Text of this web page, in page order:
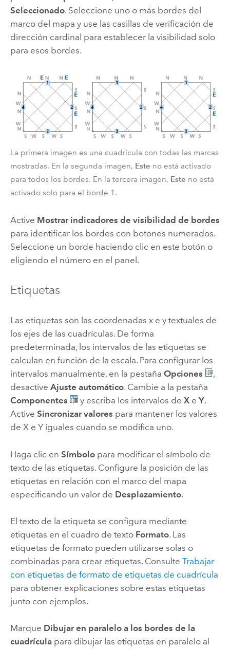
Seleccionado. Seleccione uno o más bordes del
marco del mapa y use las casillas de verificación de
dirección cardinal para establecer la visibilidad solo
para esos bordes.
La primera imagen es una cuadrícula con todas las marcas
mostradas. En la segunda imagen, Este no está activado
para todos los bordes. En la tercera imagen, Este no está
activado solo para el borde 1.
Active Mostrar indicadores de visibilidad de bordes
para identificar los bordes con botones numerados.
Seleccione un borde haciendo clic en este botón o
eligiendo el número en el panel.
Etiquetas
Las etiquetas son las coordenadas x e y textuales de
los ejes de las cuadrículas. De forma
predeterminada, los intervalos de las etiquetas se
calculan en función de la escala. Para configurar los
intervalos manualmente, en la pestaña Opciones
,
desactive Ajuste automático. Cambie a la pestaña
Componentes
y escriba los intervalos de Xe Y.
Active Sincronizar valores para mantener los valores
de X e Y iguales cuando se modifica uno.
Haga clic en Símbolopara modificar el símbolo de
texto de las etiquetas. Configure la posición de las
etiquetas en relación con el marco del mapa
especificando un valor de Desplazamiento.
El texto de la etiqueta se configura mediante
etiquetas en el cuadro de texto Formato. Las
etiquetas de formato pueden utilizarse solas o
combinadas para crear etiquetas. Consulte Trabajar
con etiquetas de formato de etiquetas de cuadrícula
para obtener explicaciones sobre estas etiquetas
junto con ejemplos.
Marque Dibujar en paralelo a los bordes de la
cuadrículapara dibujar las etiquetas en paralelo al